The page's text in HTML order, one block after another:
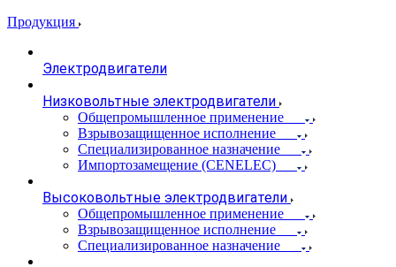
Продукция
Электродвигатели
Низковольтные электродвигатели
Общепромышленное применение
Взрывозащищенное исполнение
Специализированное назначение
Импортозамещение (CENELEC)
Высоковольтные электродвигатели
Общепромышленное применение
Взрывозащищенное исполнение
Специализированное назначение